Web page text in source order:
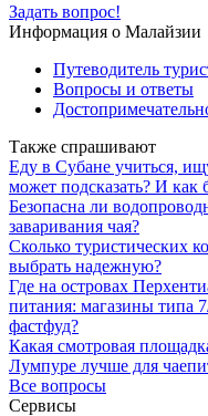
Задать вопрос!
Информация о Малайзии
Путеводитель
Вопросы и ответы
Также спрашивают
Еду в Субане учиться,
может подсказать? И как
Безопасна ли
заваривания чая?
Сколько туристических
выбрать надежную?
Где на островах
питания: магазины типа
фастфуд?
Какая смотровая
Лумпуре лучше для
Все вопросы
Сервисы